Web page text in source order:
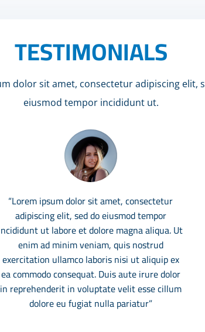
TESTIMONIALS
dolor sit amet, consectetur adipiscing elit,
eiusmod tempor incididunt ut.
“Lorem ipsum dolor sit amet, consectetur
adipiscing elit, sed do eiusmod tempor
ut labore et dolore magna aliqua. Ut
enim ad minim veniam, quis nostrud
exercitation ullamco laboris nisi ut aliquip ex
ea commodo consequat. Duis aute irure dolor
in reprehenderit in voluptate velit esse cillum
dolore eu fugiat nulla pariatur”